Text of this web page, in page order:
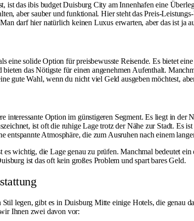
ist das ibis budget Duisburg City am Innenhafen eine
aber sauber und funktional. Hier steht das Preis-
darf hier natürlich keinen Luxus erwarten, aber das ist ja
eine solide Option für preisbewusste Reisende. Es bietet
das Nötigste für einen angenehmen Aufenthalt.
gute Wahl, wenn du nicht viel Geld ausgeben möchtest,
interessante Option im günstigeren Segment. Es liegt in
ist oft die ruhige Lage trotz der Nähe zur Stadt.
entspannte Atmosphäre, die zum Ausruhen nach einem
es wichtig, die Lage genau zu prüfen. Manchmal bedeutet
ist das oft kein großes Problem und spart bares Geld.
legen, gibt es in Duisburg Mitte einige Hotels, die genau
Ihnen zwei davon vor: